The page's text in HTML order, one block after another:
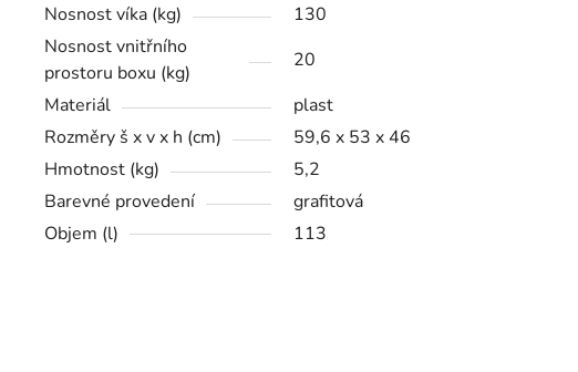
Nosnost víka (kg)
130
Nosnost vnitřního
prostoru boxu (kg)
20
Materiál
plast
Rozměry š x v x h (cm)
59,6 x 53 x 46
Hmotnost (kg)
5,2
Barevné provedení
grafitová
Objem (l)
113